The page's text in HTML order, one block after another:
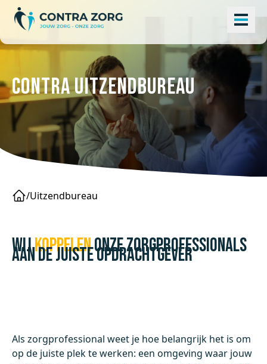
Contra Uitzendbureau
/Uitzendbureau
Wijkoppelenonze zorgprofessionals
aan de juiste opdrachtgever
Als zorgprofessional weet je hoe belangrijk het is om
op de juiste plek te werken: een omgeving waar jouw